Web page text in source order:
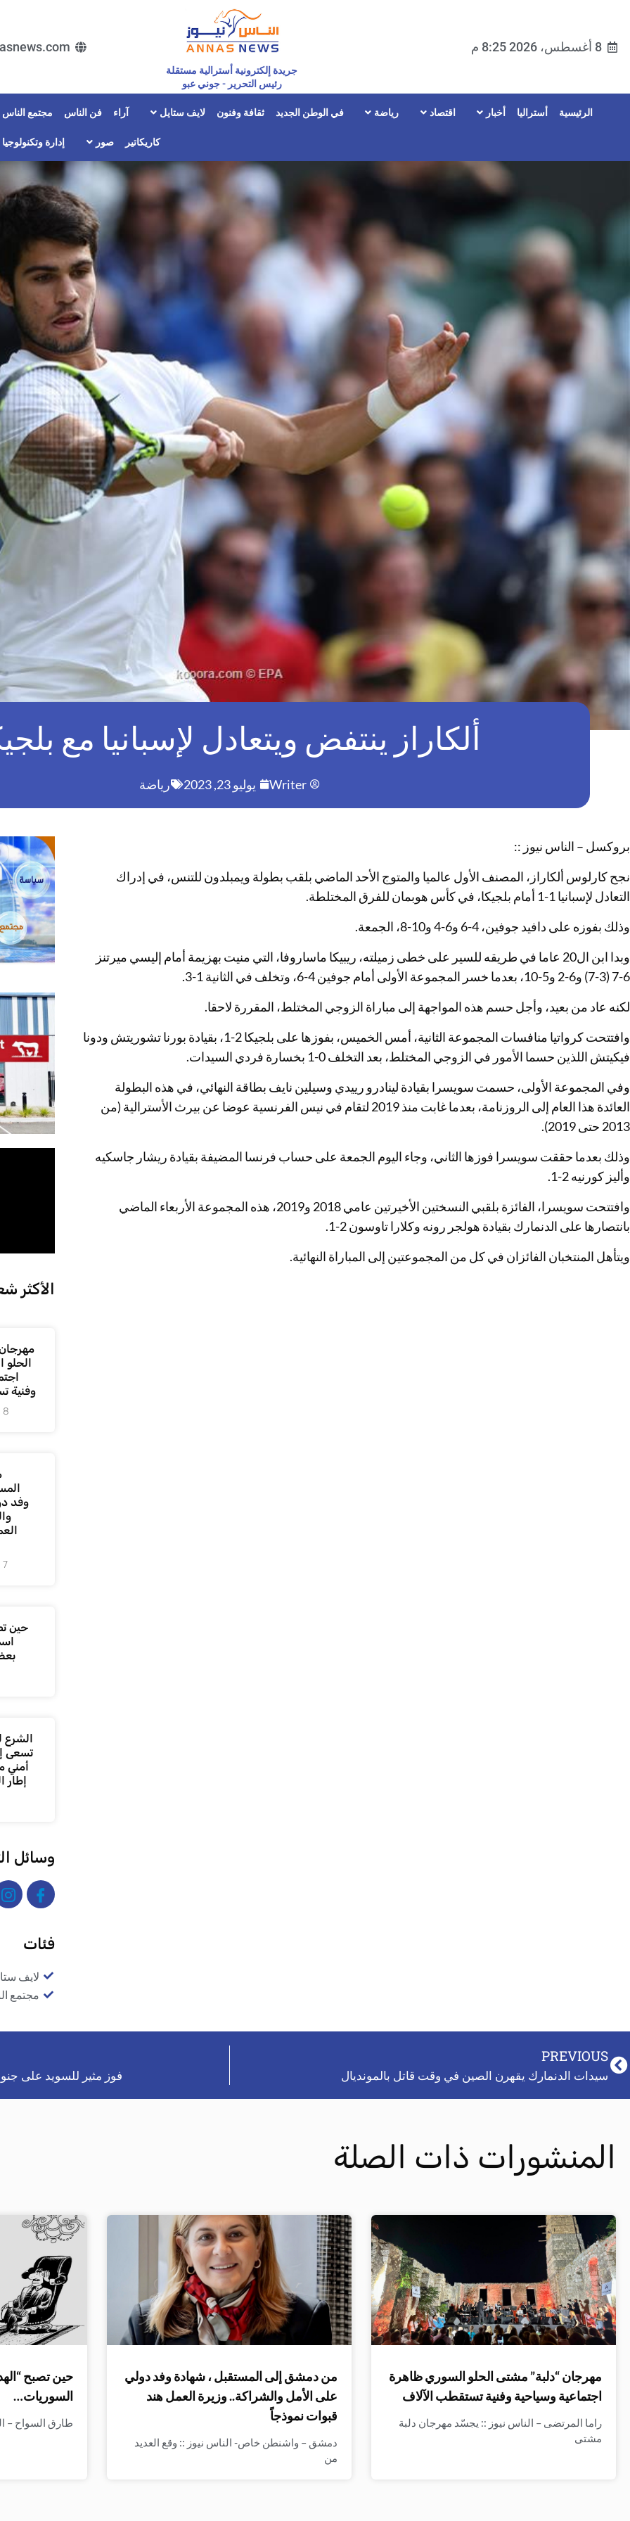
8 أغسطس، 2026 8:25 م
جريدة إلكترونية أسترالية مستقلة
رئيس التحرير - جوني عبو
الرئيسية أستراليا أخبار اقتصاد رياضة في الوطن الجديد ثقافة وفنون لايف ستايل آراء فن الناس مجتمع الناس
كاريكاتير صور إدارة وتكنولوجيا
ألكاراز ينتفض ويتعادل لإسبانيا مع
Writer يوليو 23, 2023 رياضة
بروكسل – الناس نيوز ::
نجح كارلوس ألكاراز، المصنف الأول عالميا والمتوج الأحد الماضي بلقب بطولة ويمبلدون للتنس، في إدراك
التعادل لإسبانيا 1-1 أمام بلجيكا، في كأس هوبمان للفرق المختلطة.
وذلك بفوزه على دافيد جوفين، 4-6 و6-4 و10-8، الجمعة.
وبدا ابن ال20 عاما في طريقه للسير على خطى زميلته، ريبيكا ماساروفا، التي منيت بهزيمة أمام إليسي ميرتنز
6-7 (3-7) و6-2 و5-10، بعدما خسر المجموعة الأولى أمام جوفين 4-6، وتخلف في الثانية 1-3.
لكنه عاد من بعيد، وأجل حسم هذه المواجهة إلى مباراة الزوجي المختلط، المقررة لاحقا.
وافتتحت كرواتيا منافسات المجموعة الثانية، أمس الخميس، بفوزها على بلجيكا 2-1، بقيادة بورنا تشوريتش ودونا
فيكيتش اللذين حسما الأمور في الزوجي المختلط، بعد التخلف 0-1 بخسارة فردي السيدات.
وفي المجموعة الأولى، حسمت سويسرا بقيادة لينادرو رييدي وسيلين نايف بطاقة النهائي، في هذه البطولة
العائدة هذا العام إلى الروزنامة، بعدما غابت منذ 2019 لتقام في نيس الفرنسية عوضا عن بيرث الأسترالية (من
2013 حتى 2019).
وذلك بعدما حققت سويسرا فوزها الثاني، وجاء اليوم الجمعة على حساب فرنسا المضيفة بقيادة ريشار جاسكيه
وأليز كورنيه 2-1.
وافتتحت سويسرا، الفائزة بلقبي النسختين الأخيرتين عامي 2018 و2019، هذه المجموعة الأربعاء الماضي
بانتصارها على الدنمارك بقيادة هولجر رونه وكلارا تاوسون 2-1.
ويتأهل المنتخبان الفائزان في كل من المجموعتين إلى المباراة النهائية.
الأكثر
وفنية
8 أغسطس، 2026
وفد
7 أغسطس، 2026
حين
الشرع
تسعى
أمني
إطار
وسائل
فئات
لايف
مجتمع
PREVIOUS
سيدات الدنمارك يقهرن الصين في وقت قاتل بالمونديال فوز مثير للسويد على
المنشورات ذات الصلة
مهرجان “دلبة” مشتى الحلو السوري ظاهرة
اجتماعية وسياحية وفنية تستقطب الآلاف
راما المرتضى – الناس نيوز :: يجسّد مهرجان دلبة
مشتى
من دمشق إلى المستقبل ، شهادة وفد دولي
على الأمل والشراكة.. وزيرة العمل هند
قبوات نموذجاً
دمشق – واشنطن خاص- الناس نيوز :: وقع العديد
من
حين تصبح
السوريات…
طارق السواح –